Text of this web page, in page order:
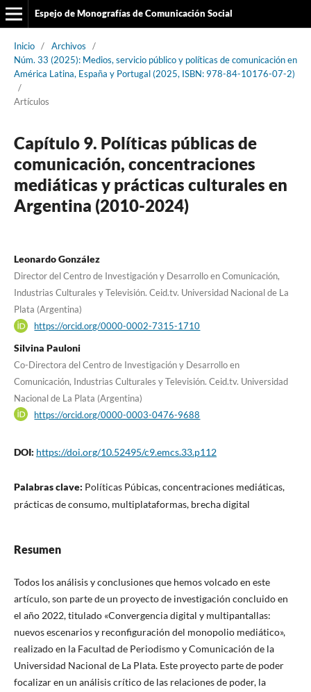
Espejo de Monografías de Comunicación Social
Inicio / Archivos
/
Núm. 33 (2025): Medios, servicio público y políticas de comunicación en
América Latina, España y Portugal (2025, ISBN: 978-84-10176-07-2)
/
Artículos
Capítulo 9. Políticas públicas de
comunicación, concentraciones
mediáticas y prácticas culturales en
Argentina (2010-2024)
Leonardo González
Director del Centro de Investigación y Desarrollo en Comunicación,
Industrias Culturales y Televisión. Ceid.tv. Universidad Nacional de La
Plata (Argentina)
https://orcid.org/0000-0002-7315-1710
Silvina Pauloni
Co-Directora del Centro de Investigación y Desarrollo en
Comunicación, Industrias Culturales y Televisión. Ceid.tv. Universidad
Nacional de La Plata (Argentina)
https://orcid.org/0000-0003-0476-9688
DOI: https://doi.org/10.52495/c9.emcs.33.p112
Palabras clave: Políticas Púbicas, concentraciones mediáticas,
prácticas de consumo, multiplataformas, brecha digital
Resumen
Todos los análisis y conclusiones que hemos volcado en este
artículo, son parte de un proyecto de investigación concluido en
el año 2022, titulado «Convergencia digital y multipantallas:
nuevos escenarios y reconfiguración del monopolio mediático»,
realizado en la Facultad de Periodismo y Comunicación de la
Universidad Nacional de La Plata. Este proyecto parte de poder
focalizar en un análisis crítico de las relaciones de poder, la